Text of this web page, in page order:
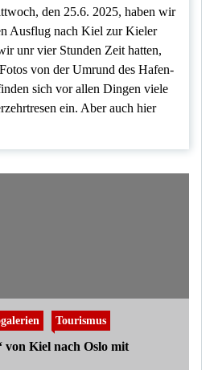
den 25.6. 2025, haben wir
Ausflug nach Kiel zur Kieler
unr vier Stunden Zeit hatten,
von der Umrund des Hafen-
sich vor allen Dingen viele
ein. Aber auch hier
Tourismus
Kiel nach Oslo mit